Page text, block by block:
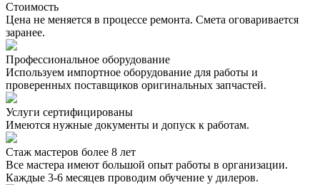
Стоимость
Цена не меняется в процессе ремонта. Смета оговаривается
заранее.
Профессиональное оборудование
Используем импортное оборудование для работы и
проверенных поставщиков оригинальных запчастей.
Услуги сертифицированы
Имеются нужные документы и допуск к работам.
Стаж мастеров более 8 лет
Все мастера имеют большой опыт работы в организации.
Каждые 3-6 месяцев проводим обучение у дилеров.